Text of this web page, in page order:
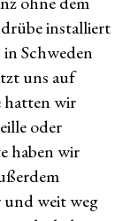
installiert
Schweden
uns auf
hatten wir
oder
haben wir
und weit weg